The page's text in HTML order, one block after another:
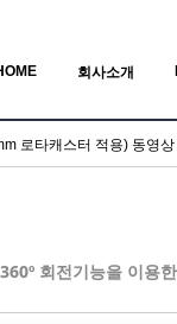
회사소개
로타캐스터 적용) 동영
회전기능을 이용